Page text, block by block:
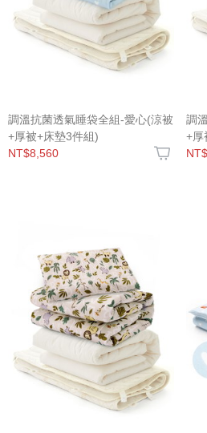
調溫抗菌透氣睡袋全組-愛心(涼被
+厚被+床墊3件組)
NT$8,560
調
+厚